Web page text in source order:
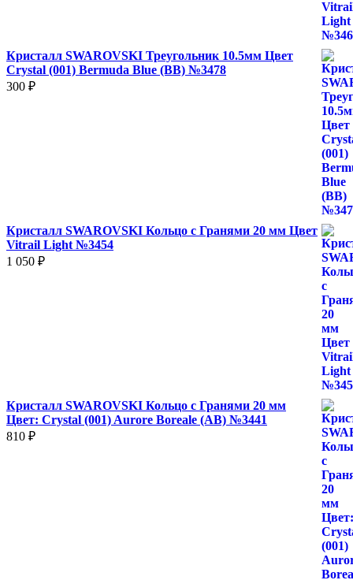
Кристалл SWAROVSKI Треугольник 10.5мм Цвет
Crystal (001) Bermuda Blue (BB) №3478
300 ₽
Кристалл SWAROVSKI Кольцо с Гранями 20 мм Цвет
Vitrail Light №3454
1 050 ₽
Кристалл SWAROVSKI Кольцо с Гранями 20 мм
Цвет: Crystal (001) Aurore Boreale (AB) №3441
810 ₽